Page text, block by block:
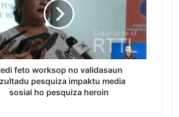
feto worksop no validasaun
pesquiza impaktu media
sosial ho pesquiza heroin